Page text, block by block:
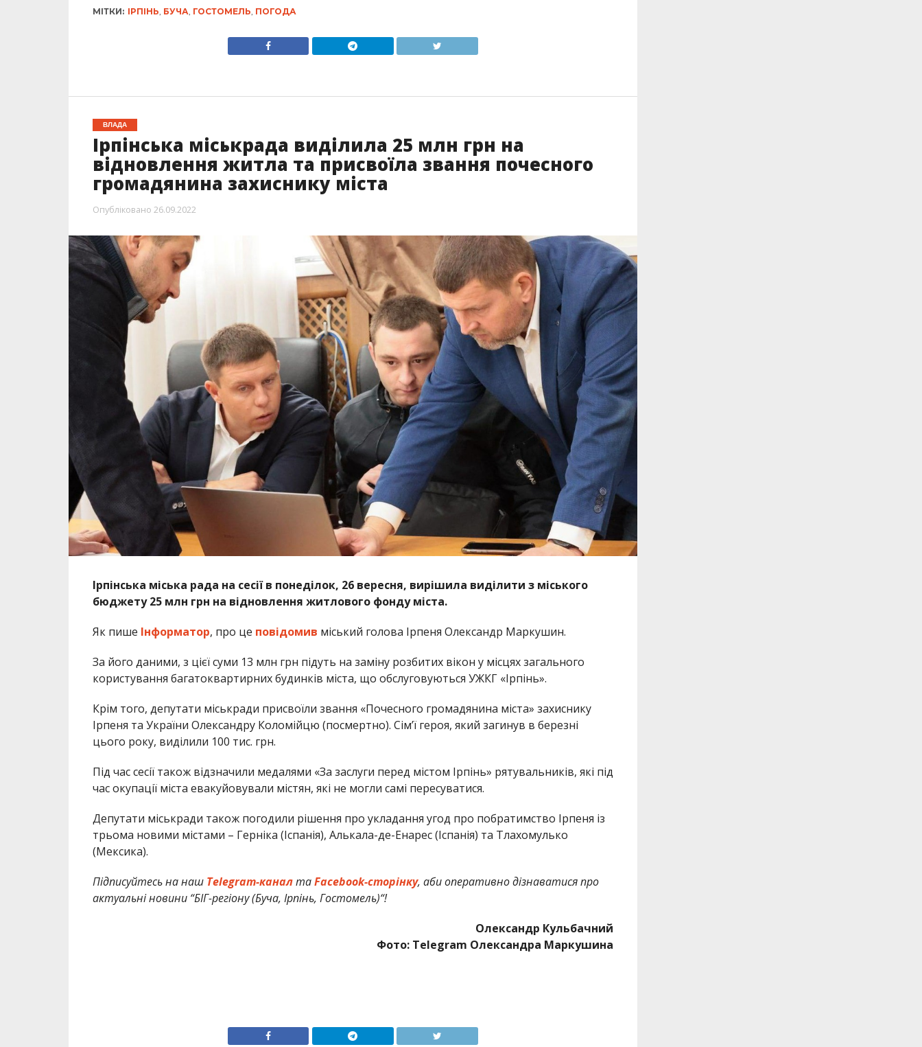
МІТКИ: ІРПІНЬ, БУЧА, ГОСТОМЕЛЬ, ПОГОДА
ВЛАДА
Ірпінська міськрада виділила 25 млн грн на
відновлення житла та присвоїла звання почесного
громадянина захиснику міста
Опубліковано 26.09.2022
Ірпінська міська рада на сесії в понеділок, 26 вересня, вирішила виділити з міського
бюджету 25 млн грн на відновлення житлового фонду міста.
Як пише Інформатор, про це повідомив міський голова Ірпеня Олександр Маркушин.
За його даними, з цієї суми 13 млн грн підуть на заміну розбитих вікон у місцях загального
користування багатоквартирних будинків міста, що обслуговуються УЖКГ «Ірпінь».
Крім того, депутати міськради присвоїли звання «Почесного громадянина міста» захиснику
Ірпеня та України Олександру Коломійцю (посмертно). Сім’ї героя, який загинув в березні
цього року, виділили 100 тис. грн.
Під час сесії також відзначили медалями «За заслуги перед містом Ірпінь» рятувальників, які під
час окупації міста евакуйовували містян, які не могли самі пересуватися.
Депутати міськради також погодили рішення про укладання угод про побратимство Ірпеня із
трьома новими містами – Герніка (Іспанія), Алькала-де-Енарес (Іспанія) та Тлахомулько
(Мексика).
Підписуйтесь на наш Telegram-каналтаFacebook-сторінку, аби оперативно дізнаватися про
актуальні новини “БІГ-регіону (Буча, Ірпінь, Гостомель)“!
Олександр Кульбачний
Фото: Telegram Олександра Маркушина